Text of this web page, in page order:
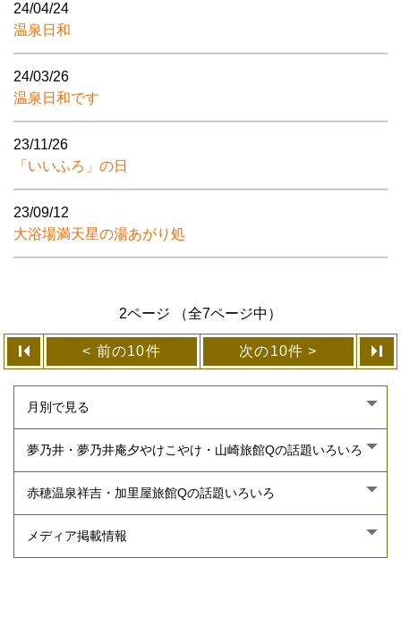
24/04/24
温泉日和
24/03/26
温泉日和です
23/11/26
「いいふろ」の日
23/09/12
大浴場満天星の湯あがり処
2ページ （全7ページ中）
前の10件 次の10件